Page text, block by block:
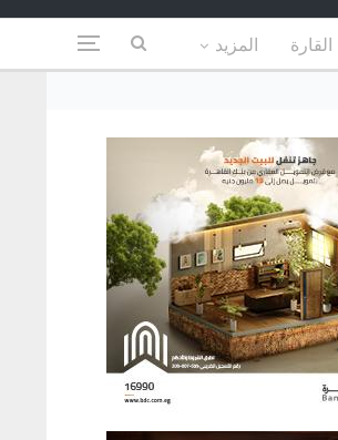
القارة المزيد